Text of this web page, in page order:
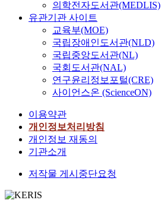
의학전자도서관(MEDLIS)
유관기관 사이트
교육부(MOE)
국립장애인도서관(NLD)
국립중앙도서관(NL)
국회도서관(NAL)
연구윤리정보포털(CRE)
사이언스온 (ScienceON)
이용약관
개인정보처리방침
개인정보 재동의
기관소개
저작물 게시중단요청